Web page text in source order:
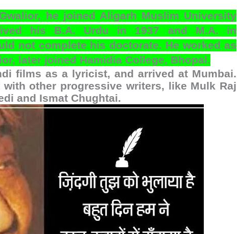
he joined Aligarh Muslim University
his B.A. Urdu in 1937 and M.A. in
not complete his doctorate. He worked as
later joined Hamidia College, Bhopal.
films as a lyricist, and arrived at Mumbai.
other progressive writers, like Mulk Raj
and Ismat Chughtai.